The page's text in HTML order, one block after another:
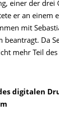
einer der
er an einem
mit
beantragt. Da
mehr Teil
digitalen